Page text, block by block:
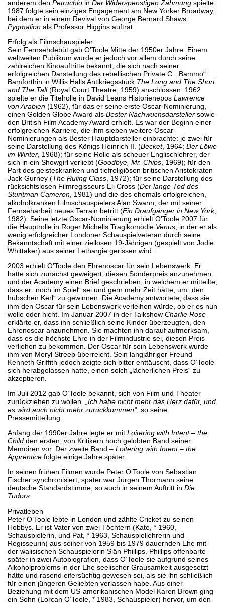
anderem den Petruchio in Der Widerspenstigen Zähmung spielte.
1987 folgte sein einziges Engagement am New Yorker Broadway,
bei dem er in einem Revival von George Bernard Shaws
Pygmalion als Professor Higgins auftrat.
Erfolg als Filmschauspieler
Sein Fernsehdebüt gab O’Toole Mitte der 1950er Jahre. Einem
weltweiten Publikum wurde er jedoch vor allem durch seine
zahlreichen Kinoauftritte bekannt, die sich nach seiner
erfolgreichen Darstellung des rebellischen Private C. „Bammo“
Bamforthin in Willis Halls Antikriegsstück The Long and The Short
and The Tall(Royal Court Theatre, 1959) anschlossen. 1962
spielte er die Titelrolle in David Leans Historienepos Lawrence
von Arabien (1962), für das er seine erste Oscar-Nominierung,
einen Golden Globe Award als Bester Nachwuchsdarsteller sowie
den British Film Academy Award erhielt. Es war der Beginn einer
erfolgreichen Karriere, die ihm sieben weitere Oscar-
Nominierungen als Bester Hauptdarsteller einbrachte: je zwei für
seine Darstellung des Königs Heinrich II. (Becket, 1964; Der Löwe
im Winter , 1968); für seine Rolle als scheuer Englischlehrer, der
sich in ein Showgirl verliebt (Goodbye, Mr. Chips , 1969); für den
Part des geisteskranken und tiefreligiösen britischen Aristokraten
Jack Gurney (The Ruling Class , 1972); für seine Darstellung des
rücksichtslosen Filmregisseurs Eli Cross (Der lange Tod des
Stuntman Cameron , 1981) und die des ehemals erfolgreichen,
alkoholkranken Filmschauspielers Alan Swann, der mit seiner
Fernseharbeit neues Terrain betritt (Ein Draufgänger in New York,
1982). Seine letzte Oscar-Nominierung erhielt O’Toole 2007 für
die Hauptrolle in Roger Michells Tragikomödie Venus , in der er als
wenig erfolgreicher Londoner Schauspielveteran durch seine
Bekanntschaft mit einer ziellosen 19-Jährigen (gespielt von Jodie
Whittaker) aus seiner Lethargie gerissen wird.
2003 erhielt O’Toole den Ehrenoscar für sein Lebenswerk. Er
hatte sich zunächst geweigert, diesen Sonderpreis anzunehmen
und der Academy einen Brief geschrieben, in welchem er mitteilte,
dass er „noch im Spiel“ sei und gern mehr Zeit hätte, um „den
hübschen Kerl“ zu gewinnen. Die Academy antwortete, dass sie
ihm den Oscar für sein Lebenswerk verleihen würde, ob er es nun
wolle oder nicht. Im Januar 2007 in der Talkshow Charlie Rose
erklärte er, dass ihn schließlich seine Kinder überzeugten, den
Ehrenoscar anzunehmen. Sie machten ihn darauf aufmerksam,
dass es die höchste Ehre in der Filmindustrie sei, diesen Preis
verliehen zu bekommen. Der Oscar für sein Lebenswerk wurde
ihm von Meryl Streep überreicht. Sein langjähriger Freund
Kenneth Griffith jedoch zeigte sich bitter enttäuscht, dass O’Toole
sich herabgelassen hatte, einen solch „lächerlichen Preis“ zu
akzeptieren.
Im Juli 2012 gab O’Toole bekannt, sich von Film und Theater
zurückziehen zu wollen.
„Ich habe nicht mehr das Herz dafür, und
es wird auch nicht mehr zurückkommen“ , so seine
Pressemitteilung.
Anfang der 1990er Jahre legte er mit Loitering with Intent – the
Child den ersten, von Kritikern hoch gelobten Band seiner
Memoiren vor. Der zweite Band – Loitering with Intent – the
Apprentice folgte einige Jahre später.
In seinen frühen Filmen wurde Peter O’Toole von Sebastian
Fischer synchronisiert, später war Jürgen Thormann seine
deutsche Standardstimme, so auch in seinem Auftritt in Die
Tudors
Privatleben
Peter O’Toole lebte in London und zählte Cricket zu seinen
Hobbys. Er ist Vater von zwei Töchtern (Kate, * 1960,
Schauspielerin, und Pat, * 1963, Schauspiellehrerin und
Regisseurin) aus seiner von 1959 bis 1979 dauernden Ehe mit
der walisischen Schauspielerin Siân Phillips. Phillips offenbarte
später in zwei Autobiografien, dass O’Toole sie aufgrund seines
Alkoholproblems in der Ehe seelischer Grausamkeit ausgesetzt
hätte und rasend eifersüchtig gewesen sei, als sie ihn schließlich
für einen jüngeren Geliebten verlassen habe. Aus einer
Beziehung mit dem US-amerikanischen Model Karen Brown ging
ein Sohn (Lorcan O’Toole, * 1983, Schauspieler) hervor, um den